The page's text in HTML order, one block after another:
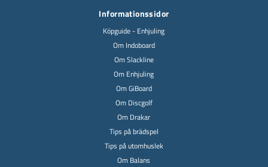
Informationssidor
Köpguide - Enhjuling
Om Indoboard
Om Slackline
Om Enhjuling
Om GiBoard
Om Discgolf
Om Drakar
Tips på brädspel
Tips på utomhuslek
Om Balans